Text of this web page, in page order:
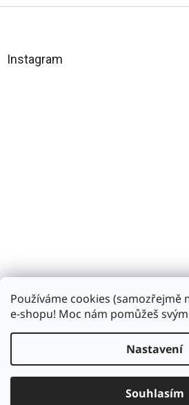
Používáme cookies (samozřejmě
e-shopu! Moc nám pomůžeš
Nastavení
Souhlasím
Instagram
Sledovat na Instagramu
Vytvořil
Bzukot.cz.